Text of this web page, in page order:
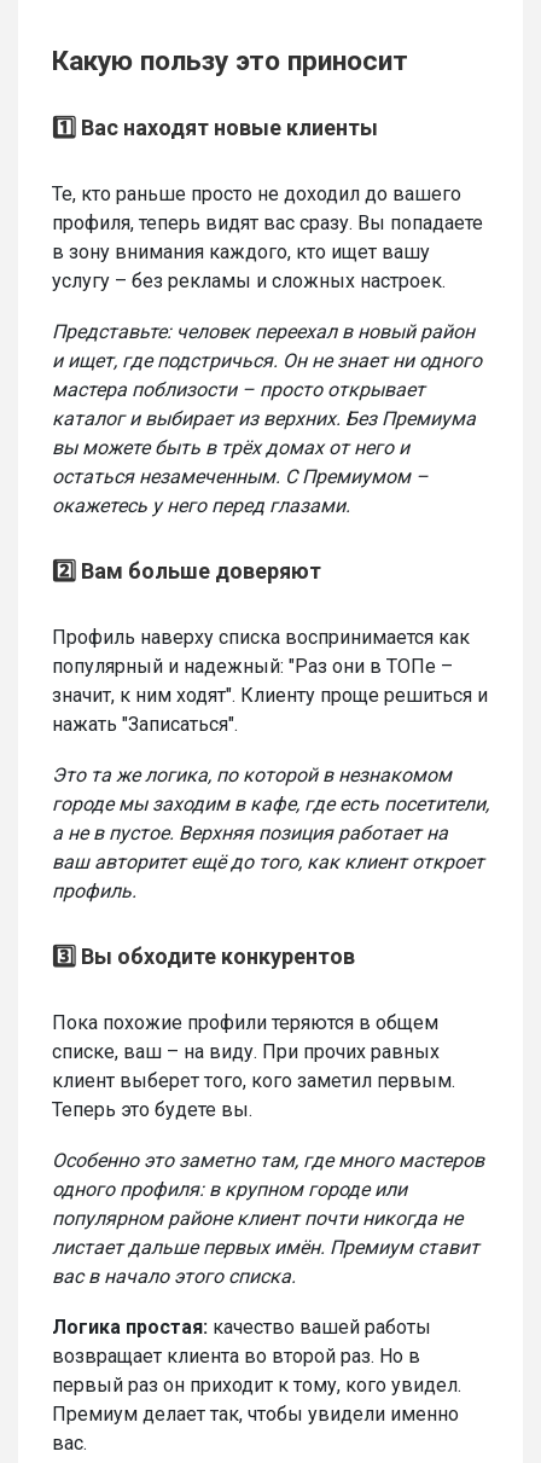
Какую пользу это приносит
1️⃣ Вас находят новые клиенты
Те, кто раньше просто не доходил до вашего
профиля, теперь видят вас сразу. Вы попадаете
в зону внимания каждого, кто ищет вашу
услугу – без рекламы и сложных настроек.
Представьте: человек переехал в новый район
и ищет, где подстричься. Он не знает ни одного
мастера поблизости – просто открывает
каталог и выбирает из верхних. Без Премиума
вы можете быть в трёх домах от него и
остаться незамеченным. С Премиумом –
окажетесь у него перед глазами.
2️⃣ Вам больше доверяют
Профиль наверху списка воспринимается как
популярный и надежный: "Раз они в ТОПе –
значит, к ним ходят". Клиенту проще решиться и
нажать "Записаться".
Это та же логика, по которой в незнакомом
городе мы заходим в кафе, где есть посетители,
а не в пустое. Верхняя позиция работает на
ваш авторитет ещё до того, как клиент откроет
профиль.
3️⃣ Вы обходите конкурентов
Пока похожие профили теряются в общем
списке, ваш – на виду. При прочих равных
клиент выберет того, кого заметил первым.
Теперь это будете вы.
Особенно это заметно там, где много мастеров
одного профиля: в крупном городе или
популярном районе клиент почти никогда не
листает дальше первых имён. Премиум ставит
вас в начало этого списка.
Логика простая: качество вашей работы
возвращает клиента во второй раз. Но в
первый раз он приходит к тому, кого увидел.
Премиум делает так, чтобы увидели именно
вас.